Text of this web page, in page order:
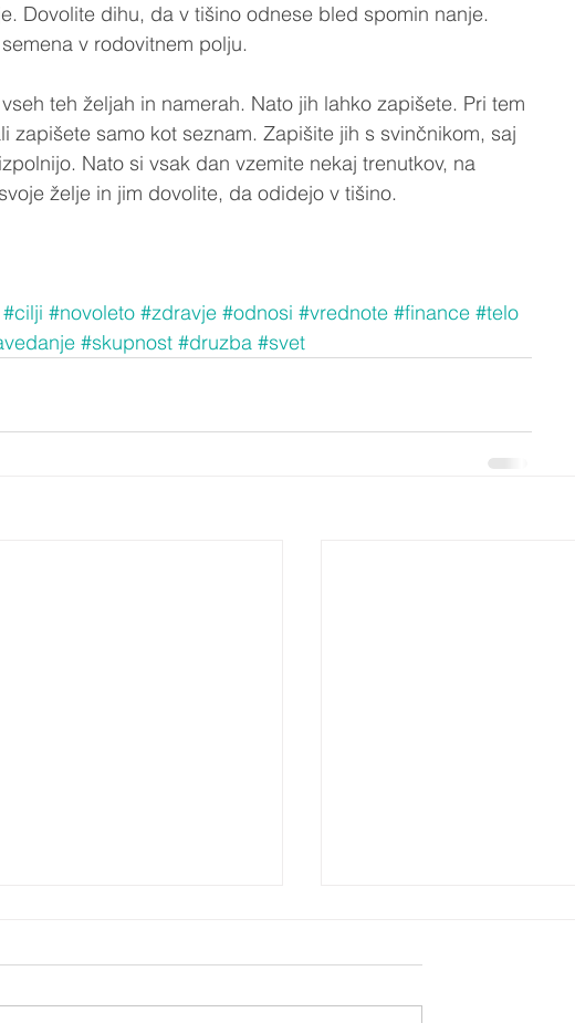
Dovolite dihu, da v tišino odnese bled spomin nanje.
v rodovitnem polju.
teh željah in namerah. Nato jih lahko zapišete. Pri tem
zapišete samo kot seznam. Zapišite jih s svinčnikom, saj
Nato si vsak dan vzemite nekaj trenutkov, na
želje in jim dovolite, da odidejo v tišino.
#cilji #novoleto #zdravje #odnosi #vrednote #finance #telo
#skupnost #druzba #svet